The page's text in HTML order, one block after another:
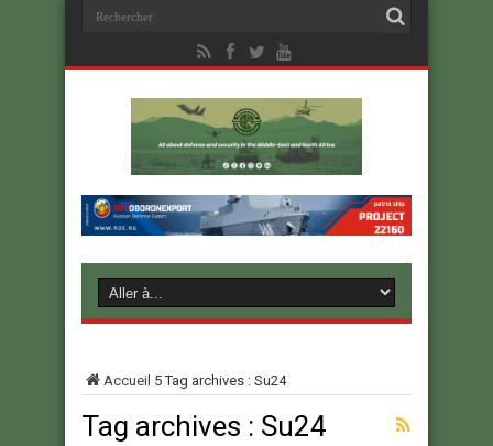
Accueil 5Tag archives : Su24
Tag archives : Su24